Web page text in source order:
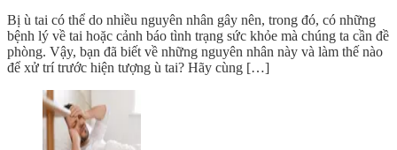
Bị ù tai có thể do nhiều nguyên nhân gây nên, trong đó, có những
bệnh lý về tai hoặc cảnh báo tình trạng sức khỏe mà chúng ta cần đề
phòng. Vậy, bạn đã biết về những nguyên nhân này và làm thế nào
để xử trí trước hiện tượng ù tai? Hãy cùng […]